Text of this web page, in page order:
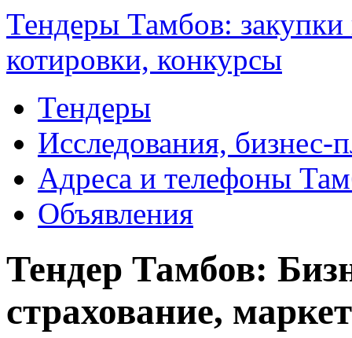
Тендеры Тамбов:
котировки, конкурсы
Тендеры
Исследования, бизнес-
Адреса и телефоны
Объявления
Тендер Тамбов:
страхование,